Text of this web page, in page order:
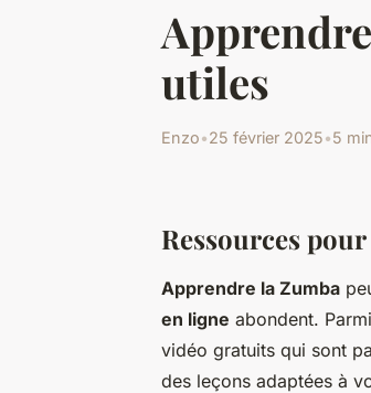
utiles
Enzo•25 février 2025•5
Ressources
Apprendre la Zumba
en ligne abondent.
vidéo gratuits qui sont
des leçons adaptées à